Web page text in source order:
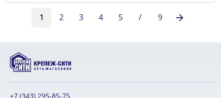
1 2 3 4 5 / 9
+7 (343) 295-85-75